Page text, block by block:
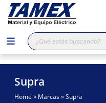
Búsqueda
de
productos
Supra
Home » Marcas »Supra